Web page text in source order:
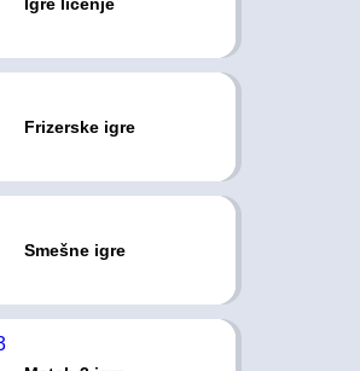
Frizerske igre
Smešne igre